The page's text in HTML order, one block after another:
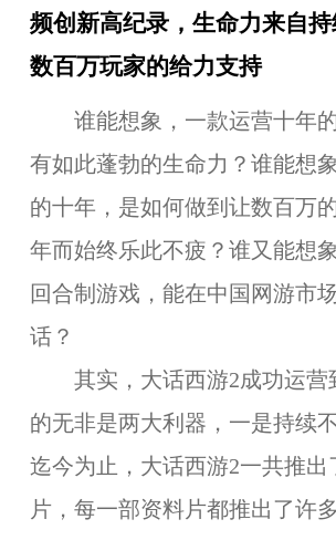
频创新高纪录，生命力来自持
数百万玩家的给力支持
谁能想象，一款运营十年的
有如此蓬勃的生命力？谁能想
的十年，是如何做到让数百万
年而始终乐此不疲？谁又能想
回合制游戏，能在中国网游市
话？
其实，大话西游2成功运营
的无非是两大利器，一是持续
迄今为止，大话西游2一共推出
片，每一部资料片都推出了许